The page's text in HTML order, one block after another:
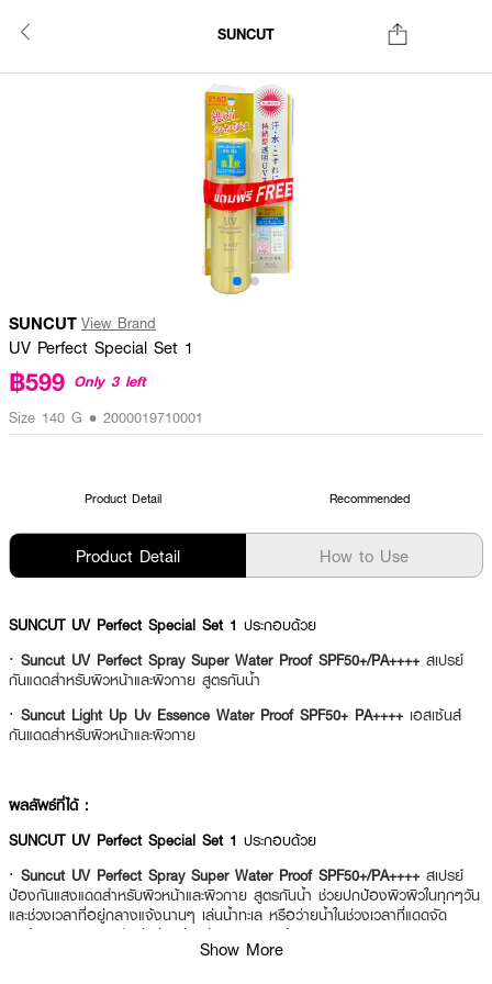
SUNCUT
SUNCUT View Brand
UV Perfect Special Set 1
฿599 Only 3 left
Size 140 G • 2000019710001
Product Detail Recommended
Product Detail How to Use
SUNCUT UV Perfect Special Set 1 ประกอบด้วย
· Suncut UV Perfect Spray Super Water Proof SPF50+/PA++++ สเปรย์
กันแดดสำหรับผิวหน้าและผิวกาย สูตรกันน้ำ
· Suncut Light Up Uv Essence Water Proof SPF50+ PA++++ เอสเซ้นส์
กันแดดสำหรับผิวหน้าและผิวกาย
ผลลัพธ์ที่ได้ :
SUNCUT UV Perfect Special Set 1 ประกอบด้วย
· Suncut UV Perfect Spray Super Water Proof SPF50+/PA++++ สเปรย์
ป้องกันแสงแดดสำหรับผิวหน้าและผิวกาย สูตรกันน้ำ ช่วยปกป้องผิวผิวในทุกๆวัน
และช่วงเวลาที่อยู่กลางแจ้งนานๆ เล่นน้ำทะเล หรือว่ายน้ำในช่วงเวลาที่แดดจัด
ปกป้องผิวคุณจากรังสียูวี อย่างมีประสิทธิภาพด้วย SPF50+ PA++++ ยาวนาน
ถึง 80 นาที ด้วยส่วนผสมของ Collagen,สควาเลนี ปราศจากกลิ่น, สีสังเคราะห์
Show More